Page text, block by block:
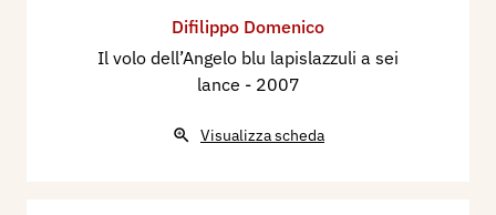
Difilippo Domenico
Il volo dell’Angelo blu lapislazzuli a sei
lance - 2007
Visualizza scheda